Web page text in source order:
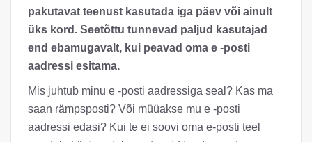
pakutavat teenust kasutada iga päev või ainult
üks kord. Seetõttu tunnevad paljud kasutajad
end ebamugavalt, kui peavad oma e -posti
aadressi esitama.
Mis juhtub minu e -posti aadressiga seal? Kas ma
saan rämpsposti? Või müüakse mu e -posti
aadressi edasi? Kui te ei soovi oma e-posti teel